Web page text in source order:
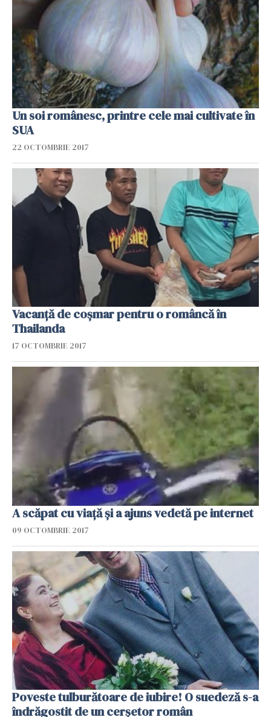
Un soi românesc, printre cele mai cultivate în
SUA
22 OCTOMBRIE 2017
Vacanță de coșmar pentru o româncă în
Thailanda
17 OCTOMBRIE 2017
A scăpat cu viață și a ajuns vedetă pe internet
09 OCTOMBRIE 2017
Poveste tulburătoare de iubire! O suedeză s-a
îndrăgostit de un cerșetor român